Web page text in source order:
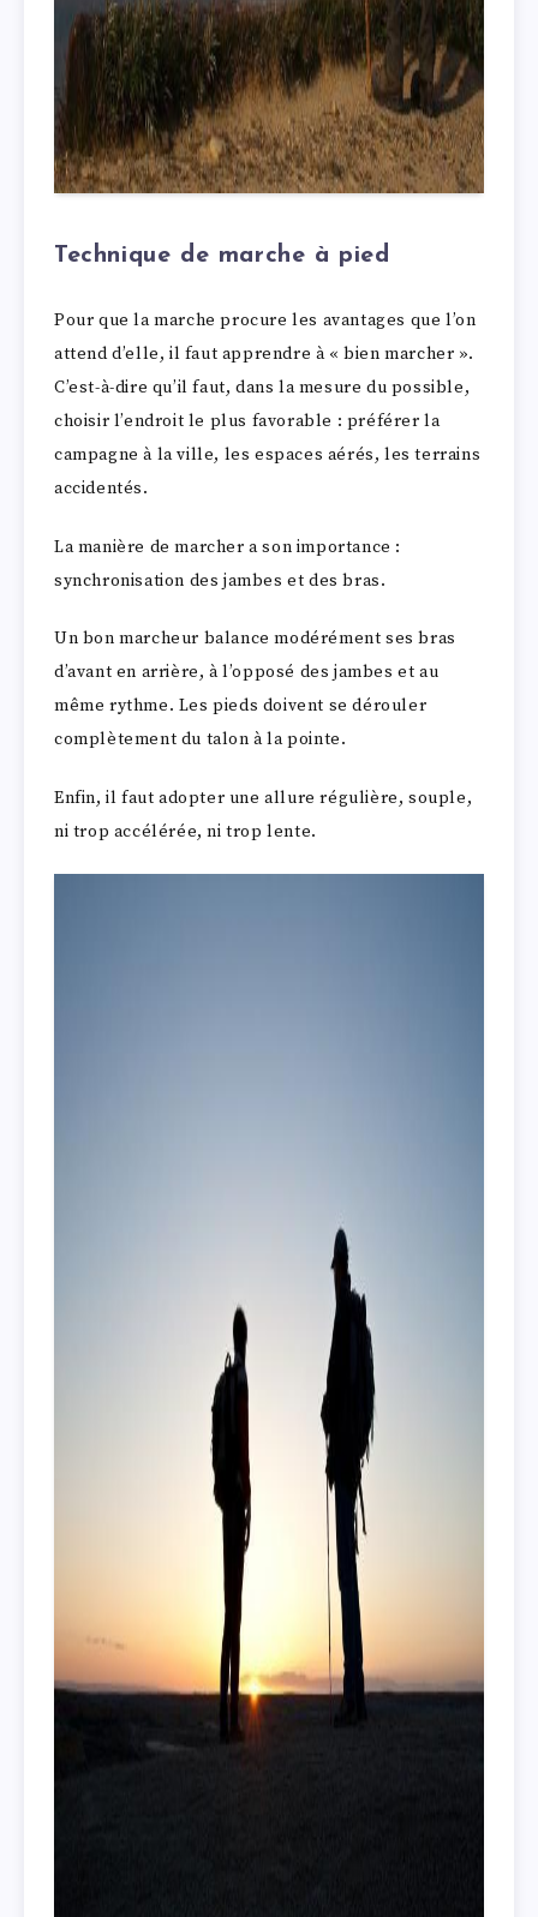
Technique de marche à pied
Pour que la marche procure les avantages que l’on
attend d’elle, il faut apprendre à « bien marcher ».
C’est-à-dire qu’il faut, dans la mesure du possible,
choisir l’endroit le plus favorable : préférer la
campagne à la ville, les espaces aérés, les terrains
accidentés.
La manière de marcher a son importance :
synchronisation des jambes et des bras.
Un bon marcheur balance modérément ses bras
d’avant en arrière, à l’opposé des jambes et au
même rythme. Les pieds doivent se dérouler
complètement du talon à la pointe.
Enfin, il faut adopter une allure régulière, souple,
ni trop accélérée, ni trop lente.